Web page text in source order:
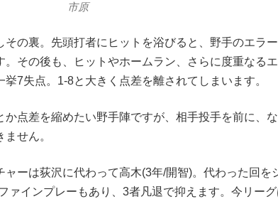
市原
その裏。先頭打者にヒットを浴びると、野手のエラ
。その後も、ヒットやホームラン、さらに度重なる
挙7失点。1-8と大きく点差を離されてしまいます。
か点差を縮めたい野手陣ですが、相手投手を前に、
ません。
ャーは荻沢に代わって高木(3年/開智)。代わった回を
ァインプレーもあり、3者凡退で抑えます。今リー